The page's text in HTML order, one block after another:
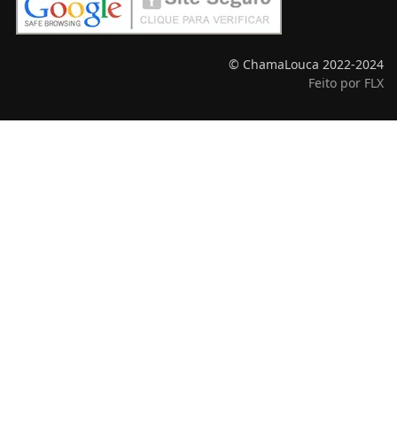
© ChamaLouca 2022-2024
Feito por FLX